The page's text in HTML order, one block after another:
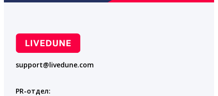
support@livedune.com
PR-отдел: